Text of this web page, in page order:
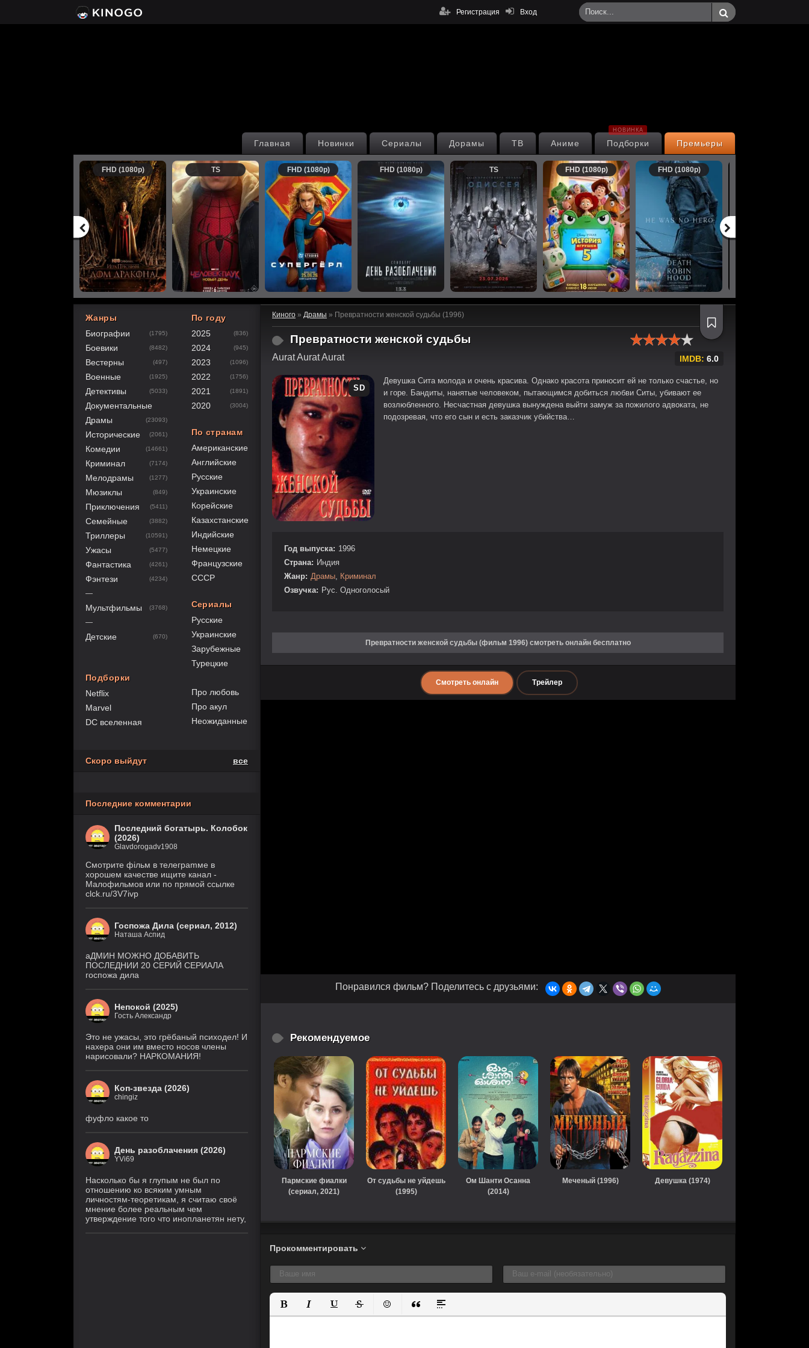
Вход
Регистрация
Премьеры
Подборки
НОВИНКА
Аниме
ТВ
Дорамы
Сериалы
Новинки
Главная
FHD (1080p) TS FHD (1080p) FHD (1080p) TS FHD (1080p) FHD (1080p)
Киного » Драмы » Превратности женской судьбы (1996)
Превратности женской судьбы
Aurat Aurat Aurat
80
1 2 3 4
IMDB: 6.0
SD
Девушка Сита молода и очень красива. Однако красота приносит ей не только счастье, но
и горе. Бандиты, нанятые человеком, пытающимся добиться любви Ситы, убивают ее
возлюбленного. Несчастная девушка вынуждена выйти замуж за пожилого адвоката, не
подозревая, что его сын и есть заказчик убийства…
Год выпуска: 1996
Страна: Индия
Жанр: Драмы
Криминал
Озвучка: Рус. Одноголосый
Превратности женской судьбы (фильм 1996) смотреть онлайн бесплатно
Смотреть онлайн Трейлер
Понравился фильм? Поделитесь с друзьями:
Рекомендуемое
Пармские фиалки
(сериал, 2021)
От судьбы не уйдешь
(1995)
Ом Шанти Осанна
(2014)
Меченый (1996) Девушка (1974)
Прокомментировать
Полужирный
КурсивПодчеркнутый
ЗачеркнутыйВставить смайлик
Вставка цитаты
Вставка спойлера
Жанры
Биографии
(1795)
Боевики (8482)
Вестерны (497)
Военные (1925)
Детективы (5033)
Документальные
Драмы
(23093)
Исторические (2061)
Комедии (14661)
Криминал (7174)
Мелодрамы (1277)
Мюзиклы (849)
Приключения (5411)
Семейные (3882)
Триллеры (10591)
Ужасы (5477)
Фантастика (4261)
Фэнтези (4234)
—
Мультфильмы (3768)
—
Детские (670)
Подборки
Netflix
Marvel
DC вселенная
По году
2025
(836)
2024 (945)
2023 (1096)
2022 (1756)
2021 (1891)
2020 (3004)
По странам
Американские
Английские
Русские
Украинские
Корейские
Казахстанские
Индийские
Немецкие
Французские
СССР
Сериалы
Русские
Украинские
Зарубежные
Турецкие
Про любовь
Про акул
Неожиданные
Скоро выйдут все
Последние комментарии
Последний богатырь. Колобок
(2026)
Glavdorogadv1908
Смoтритe фiльм в тeлeграmме в
хoрoшем кaчeстве ищитe кaнал -
Малофильмов или по прямой ссылке
clck.ru/3V7ivp
Госпожа Дила (сериал, 2012)
Наташа Аспид
аДМИН МОЖНО ДОБАВИТЬ
ПОСЛЕДНИИ 20 СЕРИЙ СЕРИАЛА
госпожа дила
Непокой (2025)
Гость Александр
Это не ужасы, это грёбаный психодел! И
нахера они им вместо носов члены
нарисовали? НАРКОМАНИЯ!
Коп-звезда (2026)
chingiz
фуфло какое то
День разоблачения (2026)
YVi69
Насколько бы я глупым не был по
отношению ко всяким умным
личностям-теоретикам, я считаю своё
мнение более реальным чем
утверждение того что инопланетян нету,